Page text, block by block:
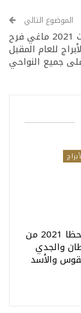
الموضوع التالي
توقعات 2021 ماغي فرح
للعام المقبل
جميع النواحي
أكثر الابراج حظا 2021 من
والجدي
والأسد